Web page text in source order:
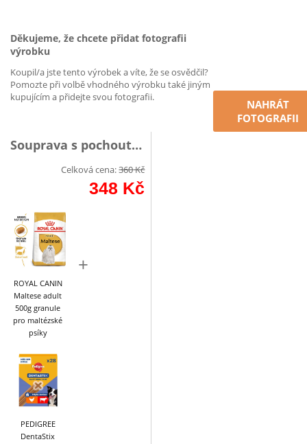
Děkujeme, že chcete přidat fotografii
výrobku
Koupil/a jste tento výrobek a víte, že se osvědčil?
Pomozte při volbě vhodného výrobku také jiným
kupujícím a přidejte svou fotografii.
NAHRÁT
FOTOGRAFII
Souprava s pochoutkou
Celková cena:360Kč
348 Kč
ROYAL CANIN
Maltese adult
500g granule
pro maltézské
psíky
+
PEDIGREE
DentaStix